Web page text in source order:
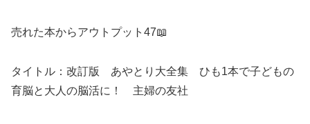
売れた本からアウトプット47📖
タイトル：改訂版 あやとり大全集 ひも1本で子どもの
育脳と大人の脳活に！ 主婦の友社